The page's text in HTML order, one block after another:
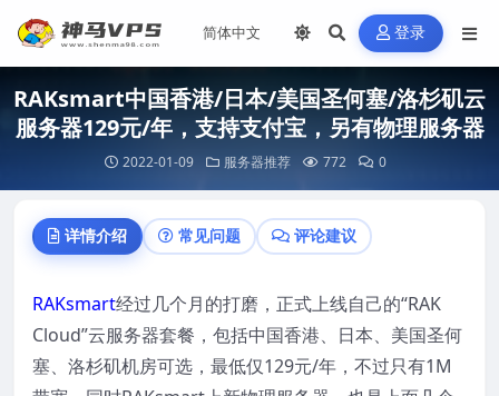
登录
RAKsmart中国香港/日本/美国圣何塞/洛杉矶云
服务器129元/年，支持支付宝，另有物理服务器
2022-01-09 服务器推荐 772 0
详情介绍 常见问题 评论建议
RAKsmart经过几个月的打磨，正式上线自己的“RAK
Cloud”云服务器套餐，包括中国香港、日本、美国圣何
塞、洛杉矶机房可选，最低仅129元/年，不过只有1M